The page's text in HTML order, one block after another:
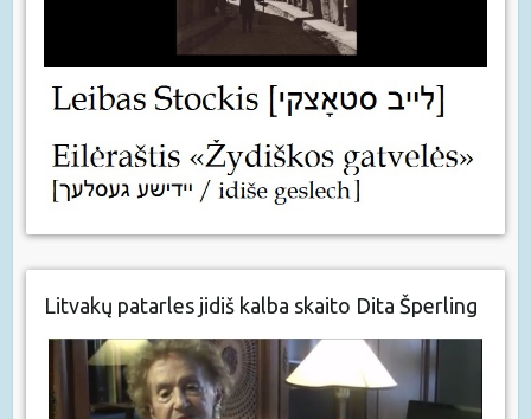
Litvakų patarles jidiš kalba skaito Dita Šperling